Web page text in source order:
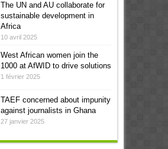
The UN and AU collaborate for
sustainable development in
Africa
10 avril 2025
West African women join the
1000 at AfWID to drive solutions
1 février 2025
TAEF concerned about impunity
against journalists in Ghana
27 janvier 2025